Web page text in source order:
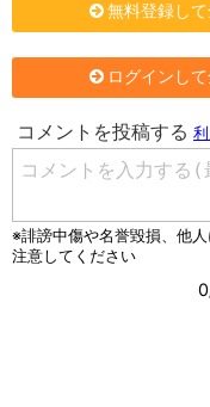
無料登録し
ログインし